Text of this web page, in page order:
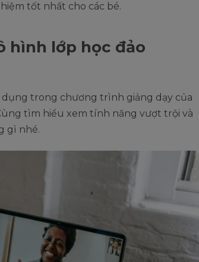
tốt nhất cho các bé.
hình lớp học đảo
trong chương trình giảng dạy của
tìm hiểu xem tính năng vượt trội và
gì nhé.